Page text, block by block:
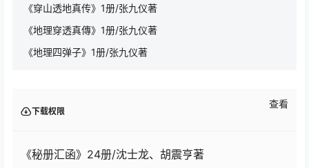
《穿山透地真传》1册/张九仪著
《地理穿透真傳》1册/张九仪著
《地理四弹子》1册/张九仪著
下载权限
查看
《秘册汇函》24册/沈士龙、胡震亨著